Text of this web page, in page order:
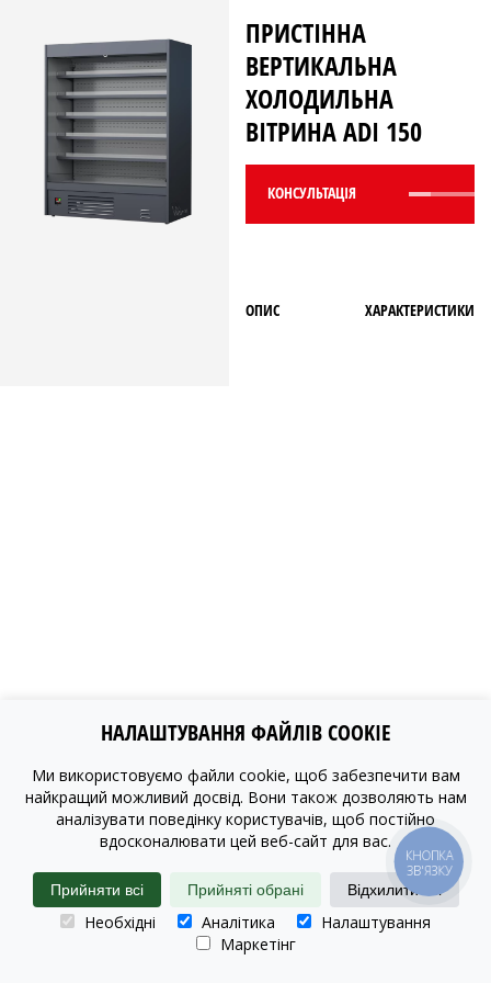
ПРИСТІННА
ВЕРТИКАЛЬНА
ХОЛОДИЛЬНА
ВІТРИНА ADI 150
КОНСУЛЬТАЦIЯ
ОПИС ХАРАКТЕРИСТИКИ
НАЛАШТУВАННЯ ФАЙЛІВ COOKIE
Ми використовуємо файли cookie, щоб забезпечити вам
найкращий можливий досвід. Вони також дозволяють нам
аналізувати поведінку користувачів, щоб постійно
вдосконалювати цей веб-сайт для вас.
Прийняти всі Прийняті обрані Відхилити всі
Необхідні Аналітика
Налаштування
Маркетінг
КНОПКА
ЗВ'ЯЗКУ